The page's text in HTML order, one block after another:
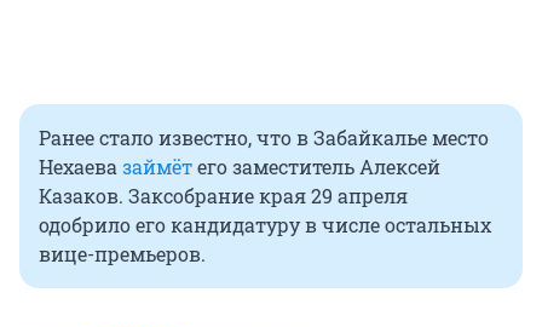
Ранее стало известно, что в Забайкалье место
Нехаева займётего заместитель Алексей
Казаков. Заксобрание края 29 апреля
одобрило его кандидатуру в числе остальных
вице-премьеров.